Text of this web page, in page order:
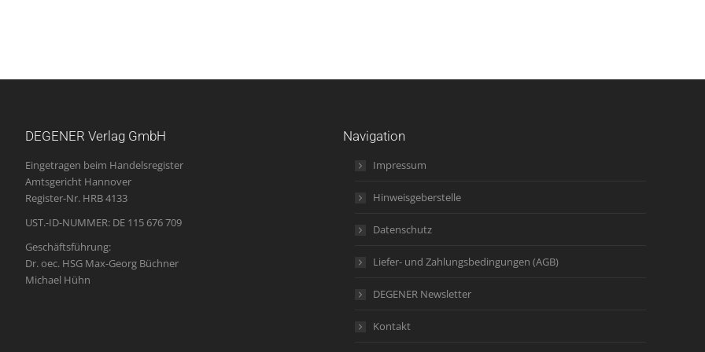
DEGENER Verlag GmbH
Eingetragen beim Handelsregister
Amtsgericht Hannover
Register-Nr. HRB 4133
UST.-ID-NUMMER: DE 115 676 709
Geschäftsführung:
Dr. oec. HSG Max-Georg Büchner
Michael Hühn
Navigation
Impressum
Hinweisgeberstelle
Datenschutz
Liefer- und Zahlungsbedingungen (AGB)
DEGENER Newsletter
Kontakt